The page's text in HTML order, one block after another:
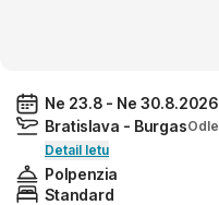
Ne 23.8 - Ne 30.8.2026
Bratislava - Burgas
Detail letu
Polpenzia
Standard